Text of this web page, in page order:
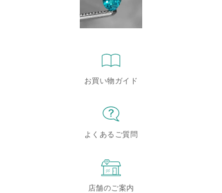
お買い物ガイド
よくあるご質問
店舗のご案内